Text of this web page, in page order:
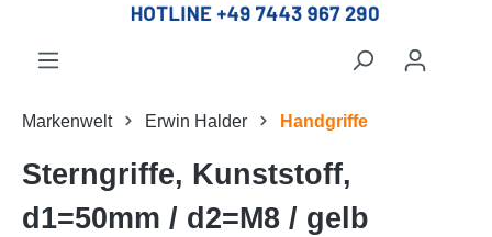
Markenwelt Erwin Halder Handgriffe
Sterngriffe, Kunststoff,
d1=50mm / d2=M8 / gelb